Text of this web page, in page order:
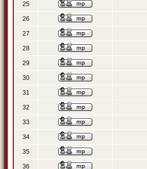
25
26
27
28
29
30
31
32
33
34
35
36